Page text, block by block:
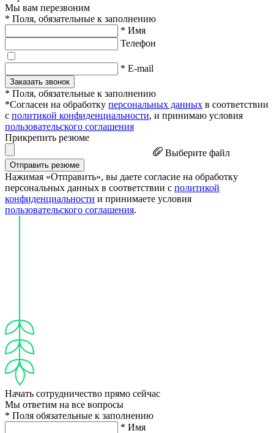
Мы вам перезвоним
* Поля, обязательные к заполнению
* Имя
Телефон
* E-mail
Заказать звонок
* Поля, обязательные к заполнению
*Согласен на обработку персональных данных в соответствии
с политикой конфиденциальности, и принимаю условия
пользовательского соглашения
Прикрепить резюме
Выберите файл
Отправить резюме
Нажимая «Отправить», вы даете согласие на обработку
персональных данных в соответствии с политикой
конфиденциальности и принимаете условия
пользовательского соглашения.
Начать сотрудничество прямо сейчас
Мы ответим на все вопросы
* Поля обязательные к заполнению
* Имя